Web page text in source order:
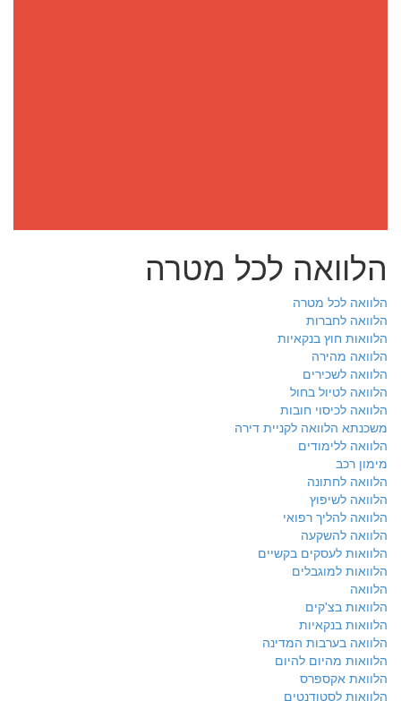
הלוואה לכל מטרה
הלוואה לכל מטרה
הלוואה לחברות
הלוואות חוץ בנקאיות
הלוואה מהירה
הלוואה לשכירים
הלוואה לטיול בחול
הלוואה לכיסוי חובות
משכנתא הלוואה לקניית דירה
הלוואה ללימודים
מימון רכב
הלוואה לחתונה
הלוואה לשיפוץ
הלוואה להליך רפואי
הלוואה להשקעה
הלוואות לעסקים בקשיים
הלוואות למוגבלים
הלוואה
הלוואות בצ'קים
הלוואות בנקאיות
הלוואה בערבות המדינה
הלוואות מהיום להיום
הלוואת אקספרס
הלוואות לסטודנטים